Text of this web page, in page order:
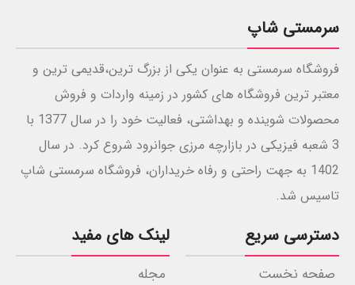
سرمستی شاپ
فروشگاه سرمستی به عنوان یکی از بزرگ ترین،قدیمی ترین و
معتبر ترین فروشگاه های کشور در زمینه واردات و فروش
محصولات شوینده و بهداشتی، فعالیت خود را در سال 1377 با
3 شعبه فیزیکی در بازارچه مرزی جوانرود شروع کرد. در سال
1402 به جهت راحتی و رفاه خریداران، فروشگاه سرمستی شاپ
تاسیس شد.
دسترسی سریع
صفحه نخست
لینک های مفید
مجله